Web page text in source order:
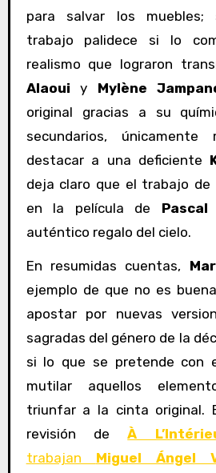
para salvar los muebles;
trabajo palidece si lo
realismo que lograron
Alaoui y Mylène
original gracias a su
secundarios,
destacar a una deficiente
deja claro que el trabajo de
en la película de
auténtico regalo del cielo.
En resumidas cuentas,
ejemplo de que no es
apostar por nuevas
sagradas del género de la
si lo que se pretende con
mutilar aquellos
triunfar a la cinta original.
revisión deÀ
trabajan Miguel Ángel